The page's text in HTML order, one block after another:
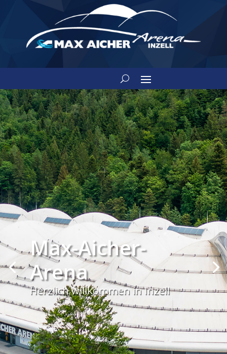
Max-Aicher-
Arena
Herzlich willkommen in Inzell